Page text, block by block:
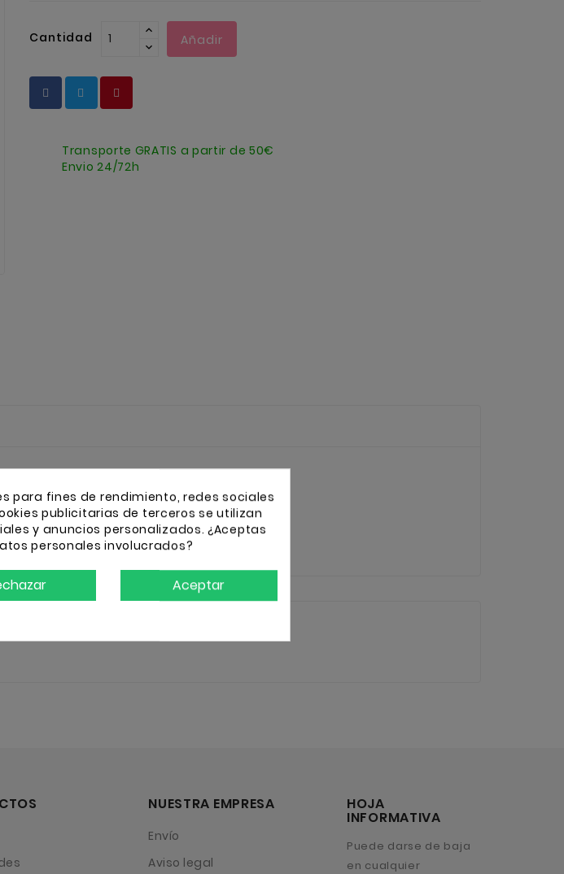
Cantidad Añadir
Transporte GRATIS a partir de 50€
Envio 24/72h
NUESTRA EMPRESA
Envío
Aviso legal
HOJA
INFORMATIVA
Puede darse de baja
en cualquier
para fines de rendimiento, redes sociales
publicitarias de terceros se utilizan
y anuncios personalizados. ¿Aceptas
personales involucrados?
Aceptar